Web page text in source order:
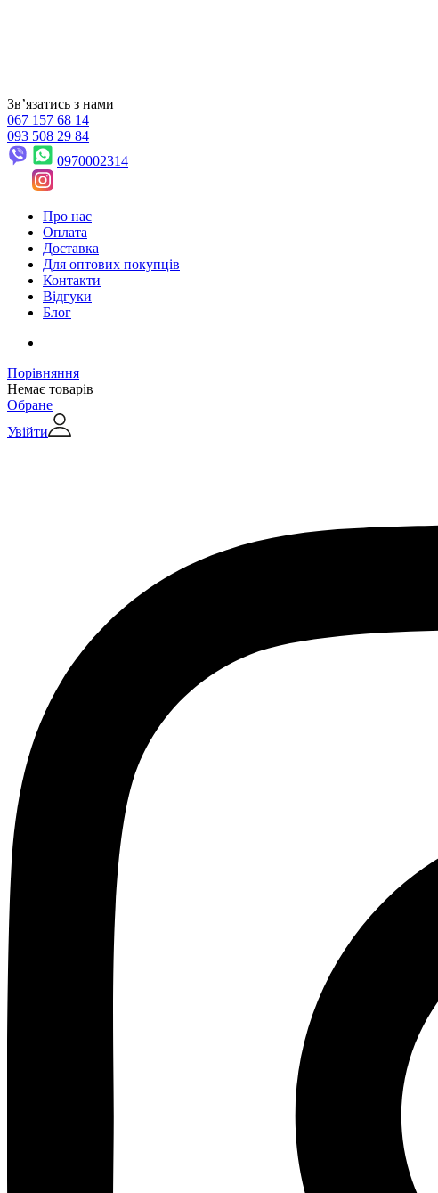
Звʼязатись з нами
067 157 68 14
093 508 29 84
0970002314
Про нас
Оплата
Доставка
Для оптових покупців
Контакти
Відгуки
Блог
Порівняння
Немає товарів
Обране
Увійти